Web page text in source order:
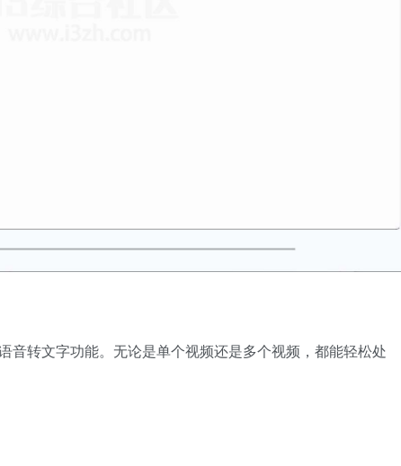
音转文字功能。无论是单个视频还是多个视频，都能轻松处